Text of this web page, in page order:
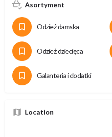
Asortyment
Odzież damska
Odzież dziecięca
Galanteria i dodatki
Location